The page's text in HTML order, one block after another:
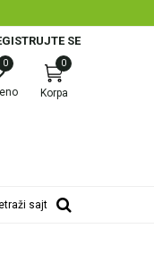
SE
Korpa
0
0
sajt